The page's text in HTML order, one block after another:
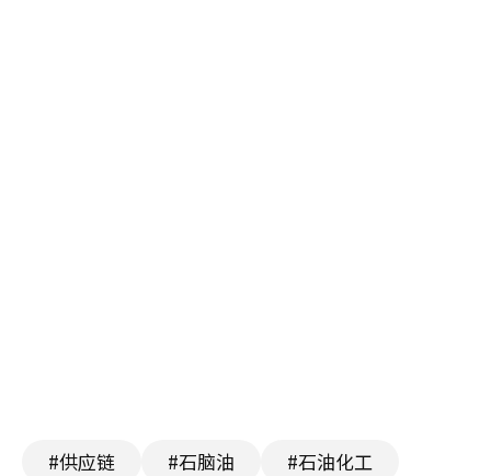
#供应链 #石脑油 #石油化工